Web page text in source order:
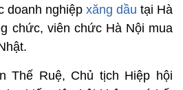
doanh nghiệp xăng dầu tại Hà
chức, viên chức Hà Nội mua
Thế Ruệ, Chủ tịch Hiệp hội